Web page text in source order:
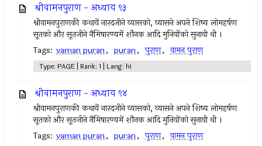
श्रीवामनपुराण - अध्याय ९३
श्रीवामनपुराणकी कथायें नारदजीने व्यासको, व्यासने अपने शिष्य लोमहर्षण
सूतको और सूतजीने नैमिषारण्यमें शौनक आदि मुनियोंको सुनायी थी ।
Tags: vaman puran, puran, पुराण, वामन पुराण
Type: PAGE | Rank: 1 | Lang: hi
श्रीवामनपुराण - अध्याय ९४
श्रीवामनपुराणकी कथायें नारदजीने व्यासको, व्यासने अपने शिष्य लोमहर्षण
सूतको और सूतजीने नैमिषारण्यमें शौनक आदि मुनियोंको सुनायी थी ।
Tags: vaman puran, puran, पुराण, वामन पुराण